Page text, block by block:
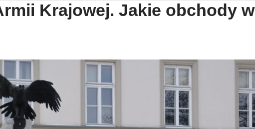
Krajowej. Jakie obchody w